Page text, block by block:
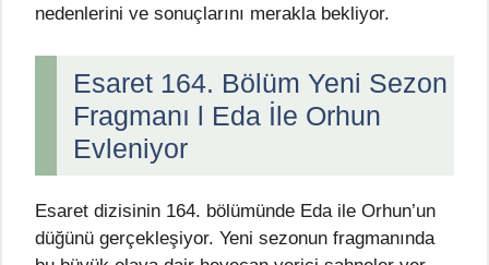
nedenlerini ve sonuçlarını merakla bekliyor.
Esaret 164. Bölüm Yeni Sezon
Fragmanı l Eda İle Orhun
Evleniyor
Esaret dizisinin 164. bölümünde Eda ile Orhun’un
düğünü gerçekleşiyor. Yeni sezonun fragmanında